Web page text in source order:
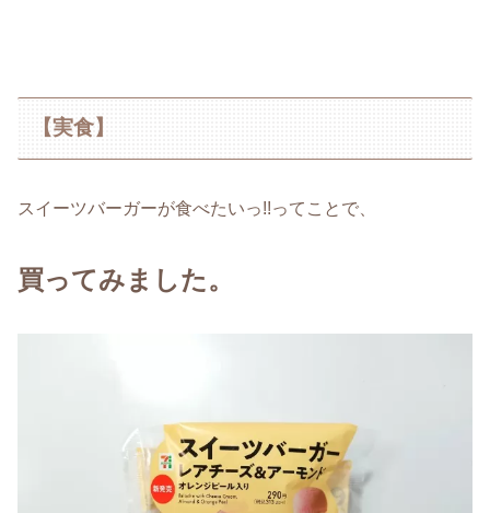
【実食】
スイーツバーガーが食べたいっ!!ってことで、
買ってみました。